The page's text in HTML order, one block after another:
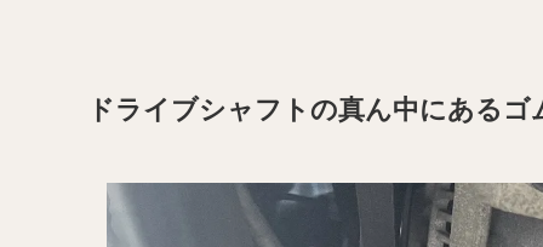
ドライブシャフトの真ん中にあるゴ